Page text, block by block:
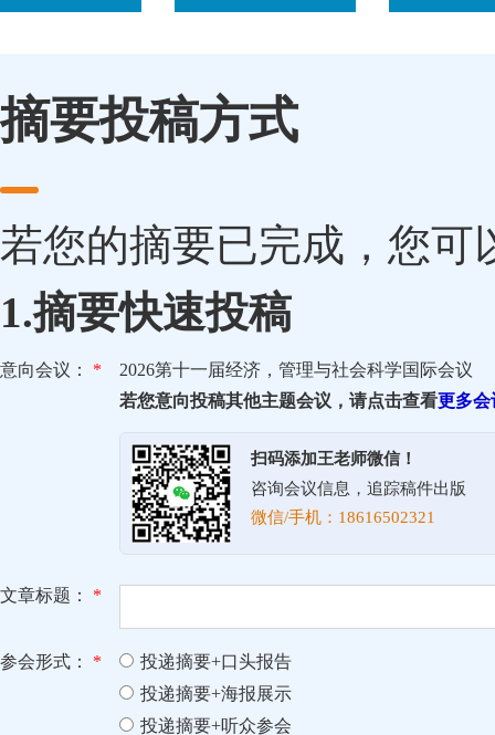
摘要投稿方式
若您的摘要已完成，您可
1.摘要快速投稿
意向会议： *
2026第十一届经济，管理与社会科学国际会议
若您意向投稿其他主题会议，请点击查看更多会
扫码添加王老师微信！
咨询会议信息，追踪稿件出版
微信/手机：18616502321
文章标题： *
参会形式： *
投递摘要+口头报告
投递摘要+海报展示
投递摘要+听众参会